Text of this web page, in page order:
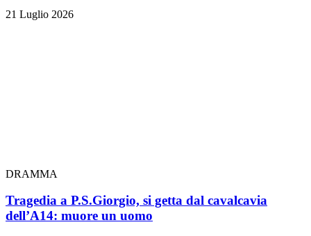
21 Luglio 2026
DRAMMA
Tragedia a P.S.Giorgio, si getta dal cavalcavia
dell’A14: muore un uomo